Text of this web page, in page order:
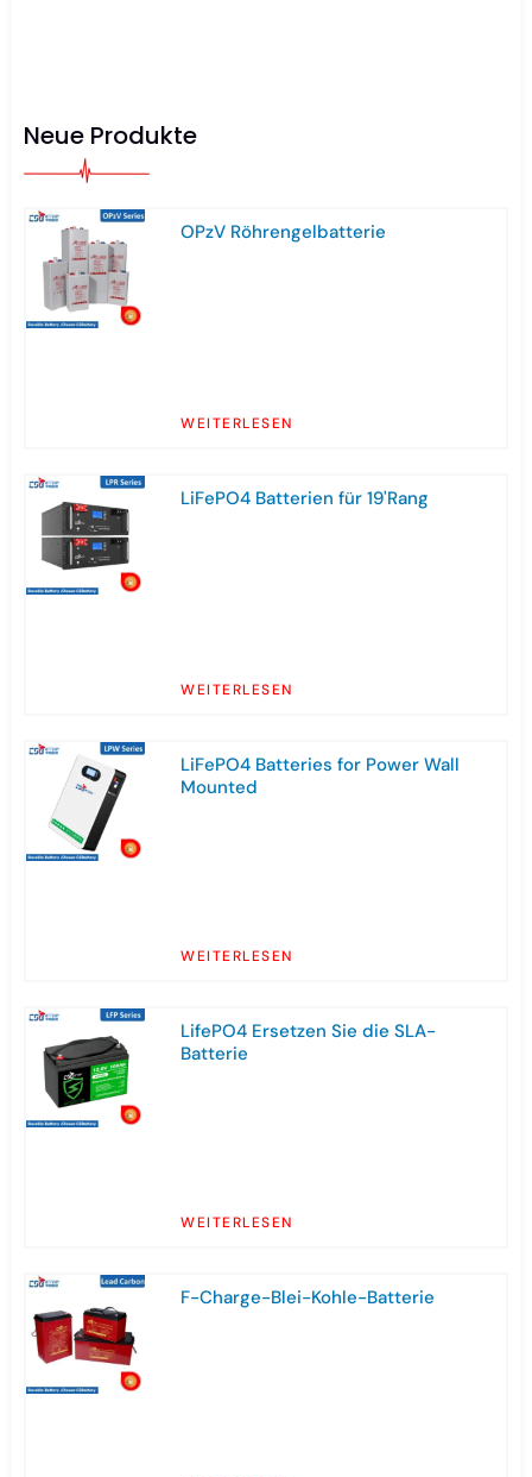
Neue Produkte
OPzV Röhrengelbatterie
WEITERLESEN
LiFePO4 Batterien für 19'Rang
WEITERLESEN
LiFePO4 Batteries for Power Wall
Mounted
WEITERLESEN
LifePO4 Ersetzen Sie die SLA-
Batterie
WEITERLESEN
F-Charge-Blei-Kohle-Batterie